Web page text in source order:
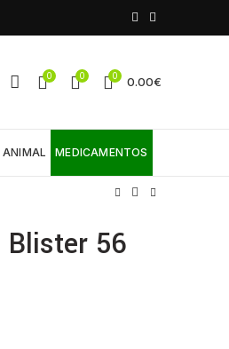
0 0 0 0.00€
ANIMAL MEDICAMENTOS
Blister 56